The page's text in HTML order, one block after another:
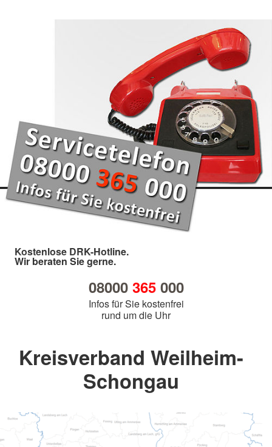
Kostenlose DRK-Hotline.
Wir beraten Sie gerne.
08000 365000
Infos für Sie kostenfrei
rund um die Uhr
Kreisverband Weilheim-
Schongau